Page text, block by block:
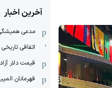
آخرین اخبار
مدعی همیشگی
اتفاقی تاریخی
قیمت دلار آزاد
قهرمانان